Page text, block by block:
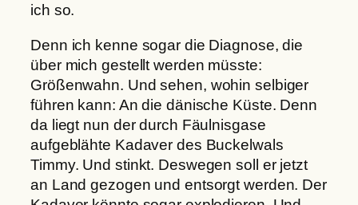
ich so.
Denn ich kenne sogar die Diagnose, die
über mich gestellt werden müsste:
Größenwahn. Und sehen, wohin selbiger
führen kann: An die dänische Küste. Denn
da liegt nun der durch Fäulnisgase
aufgeblähte Kadaver des Buckelwals
Timmy. Und stinkt. Deswegen soll er jetzt
an Land gezogen und entsorgt werden. Der